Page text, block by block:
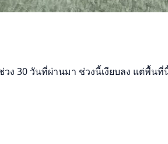
ง 30 วันที่ผ่านมา ช่วงนี้เงียบลง แต่พื้